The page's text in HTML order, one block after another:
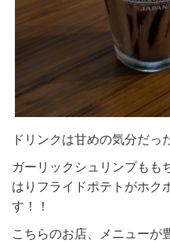
ドリンクは甘めの気分だっ
ガーリックシュリンプもも
はりフライドポテトがホク
す！！
こちらのお店、メニューが